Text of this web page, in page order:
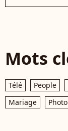
Mots
Télé People
Mariage
Photo